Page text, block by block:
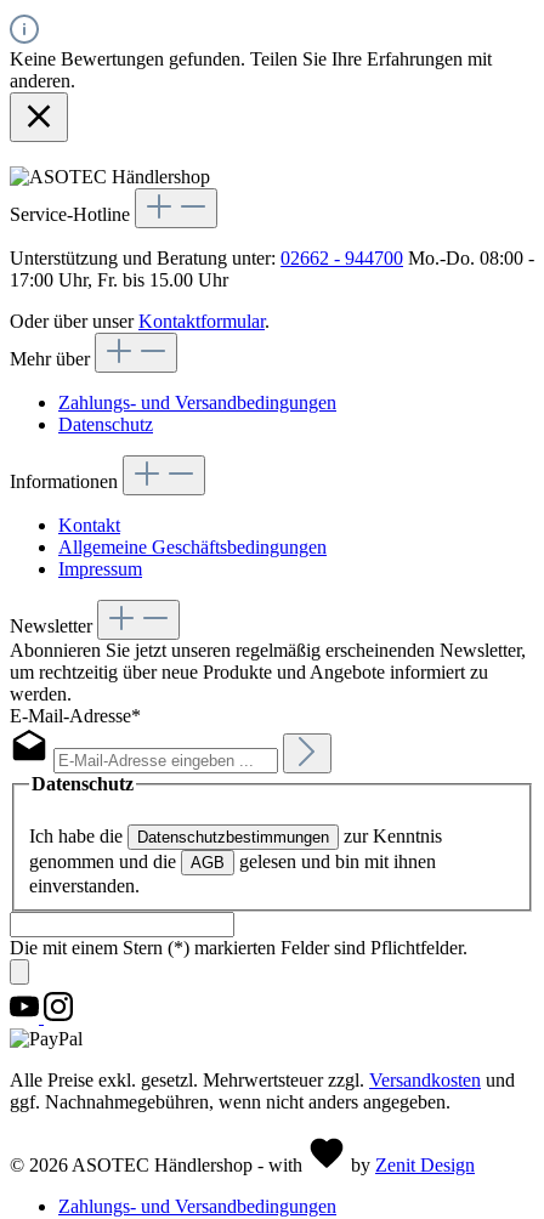
Keine Bewertungen gefunden. Teilen Sie Ihre Erfahrungen mit
anderen.
Service-Hotline
Unterstützung und Beratung unter: 02662 - 944700 Mo.-Do. 08:00 -
17:00 Uhr, Fr. bis 15.00 Uhr
Oder über unserKontaktformular.
Mehr über
Zahlungs- und Versandbedingungen
Datenschutz
Informationen
Kontakt
Allgemeine Geschäftsbedingungen
Impressum
Newsletter
Abonnieren Sie jetzt unseren regelmäßig erscheinenden Newsletter,
um rechtzeitig über neue Produkte und Angebote informiert zu
werden.
E-Mail-Adresse*
Datenschutz
Ich habe die Datenschutzbestimmungen
zur Kenntnis
genommen und die
AGB
gelesen und bin mit ihnen
einverstanden.
Die mit einem Stern (*) markierten Felder sind Pflichtfelder.
Alle Preise exkl. gesetzl. Mehrwertsteuer zzgl. Versandkosten und
ggf. Nachnahmegebühren, wenn nicht anders angegeben.
© 2026 ASOTEC Händlershop - with by Zenit Design
Zahlungs- und Versandbedingungen